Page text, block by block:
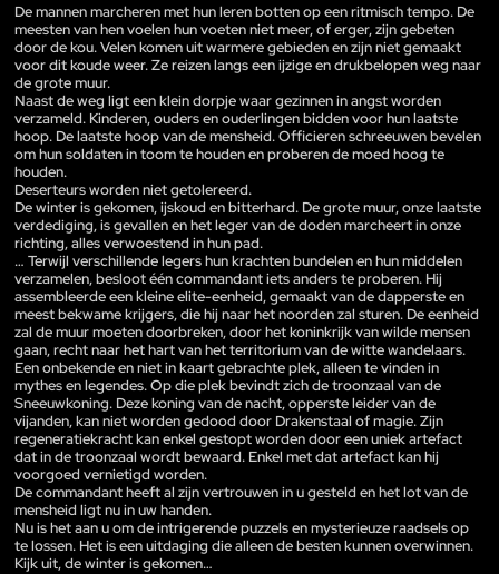
De mannen marcheren met hun leren botten op een ritmisch tempo. De
meesten van hen voelen hun voeten niet meer, of erger, zijn gebeten
door de kou. Velen komen uit warmere gebieden en zijn niet gemaakt
voor dit koude weer. Ze reizen langs een ijzige en drukbelopen weg naar
de grote muur.
Naast de weg ligt een klein dorpje waar gezinnen in angst worden
verzameld. Kinderen, ouders en ouderlingen bidden voor hun laatste
hoop. De laatste hoop van de mensheid. Officieren schreeuwen bevelen
om hun soldaten in toom te houden en proberen de moed hoog te
houden.
Deserteurs worden niet getolereerd.
De winter is gekomen, ijskoud en bitterhard. De grote muur, onze laatste
verdediging, is gevallen en het leger van de doden marcheert in onze
richting, alles verwoestend in hun pad.
… Terwijl verschillende legers hun krachten bundelen en hun middelen
verzamelen, besloot één commandant iets anders te proberen. Hij
assembleerde een kleine elite-eenheid, gemaakt van de dapperste en
meest bekwame krijgers, die hij naar het noorden zal sturen. De eenheid
zal de muur moeten doorbreken, door het koninkrijk van wilde mensen
gaan, recht naar het hart van het territorium van de witte wandelaars.
Een onbekende en niet in kaart gebrachte plek, alleen te vinden in
mythes en legendes. Op die plek bevindt zich de troonzaal van de
Sneeuwkoning. Deze koning van de nacht, opperste leider van de
vijanden, kan niet worden gedood door Drakenstaal of magie. Zijn
regeneratiekracht kan enkel gestopt worden door een uniek artefact
dat in de troonzaal wordt bewaard. Enkel met dat artefact kan hij
voorgoed vernietigd worden.
De commandant heeft al zijn vertrouwen in u gesteld en het lot van de
mensheid ligt nu in uw handen.
Nu is het aan u om de intrigerende puzzels en mysterieuze raadsels op
te lossen. Het is een uitdaging die alleen de besten kunnen overwinnen.
Kijk uit, de winter is gekomen…